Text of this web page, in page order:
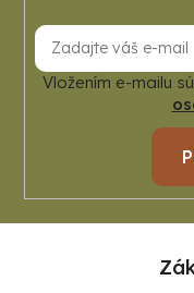
Vložením e-mailu